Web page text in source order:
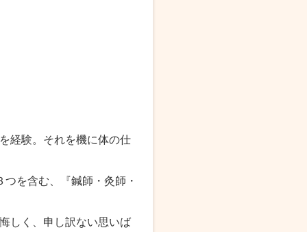
経験。それを機に体の仕
を含む、『鍼師・灸師・
しく、申し訳ない思いば